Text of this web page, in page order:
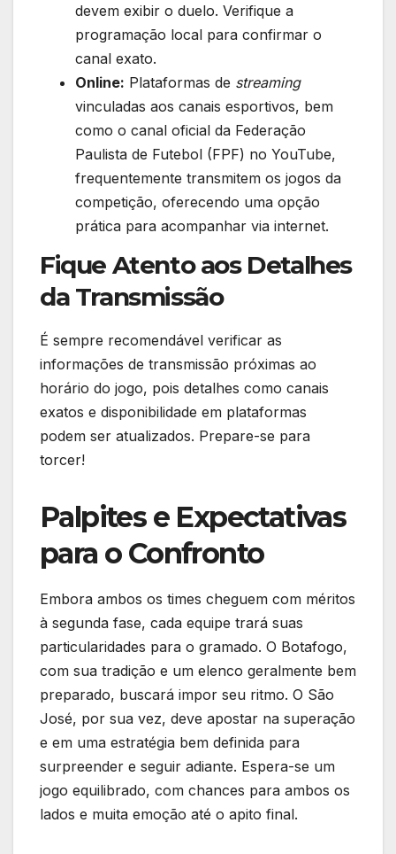
devem exibir o duelo. Verifique a
programação local para confirmar o
canal exato.
Online: Plataformas de streaming
vinculadas aos canais esportivos, bem
como o canal oficial da Federação
Paulista de Futebol (FPF) no YouTube,
frequentemente transmitem os jogos da
competição, oferecendo uma opção
prática para acompanhar via internet.
Fique Atento aos Detalhes
da Transmissão
É sempre recomendável verificar as
informações de transmissão próximas ao
horário do jogo, pois detalhes como canais
exatos e disponibilidade em plataformas
podem ser atualizados. Prepare-se para
torcer!
Palpites e Expectativas
para o Confronto
Embora ambos os times cheguem com méritos
à segunda fase, cada equipe trará suas
particularidades para o gramado. O Botafogo,
com sua tradição e um elenco geralmente bem
preparado, buscará impor seu ritmo. O São
José, por sua vez, deve apostar na superação
e em uma estratégia bem definida para
surpreender e seguir adiante. Espera-se um
jogo equilibrado, com chances para ambos os
lados e muita emoção até o apito final.